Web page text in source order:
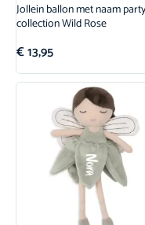
Jollein ballon met naam party
collection Wild Rose
€13,95